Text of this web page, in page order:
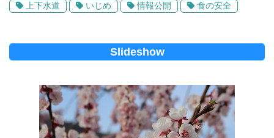
上下水道
いじめ 情報公開 食の安全
Slideshow